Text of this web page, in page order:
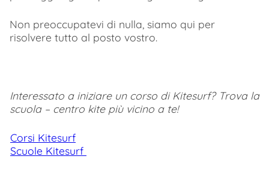
Non preoccupatevi di nulla, siamo qui per
risolvere tutto al posto vostro.
Interessato a iniziare un corso di Kitesurf? Trova la
scuola – centro kite più vicino a te!
Corsi Kitesurf
Scuole Kitesurf